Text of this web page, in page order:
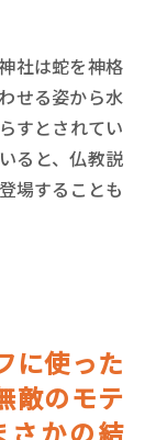
社は蛇を神格
せる姿から水
すとされてい
ると、仏教説
場することも
に使った
敵のモテ
さかの結